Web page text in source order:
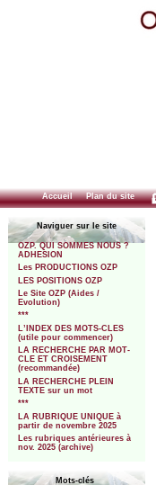
Accueil Plan du site
Naviguer sur le site
OZP. QUI SOMMES NOUS ?
ADHESION
Les PRODUCTIONS OZP
LES POSITIONS OZP
Le Site OZP (Aides /
Evolution)
***
L’INDEX DES MOTS-CLES
(utile pour commencer)
LA RECHERCHE PAR MOT-
CLE ET CROISEMENT
(recommandée)
LA RECHERCHE PLEIN
TEXTE sur un mot
***
LA RUBRIQUE UNIQUE à
partir de novembre 2025
Les rubriques antérieures à
nov. 2025 (archive)
Mots-clés